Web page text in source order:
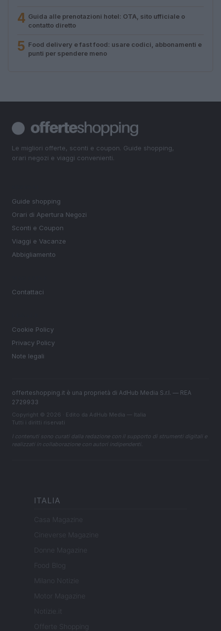
4 Guida alle prenotazioni hotel: OTA, sito ufficiale o
contatto diretto
5 Food delivery e fast food: usare codici, abbonamenti e
punti per spendere meno
Le migliori offerte, sconti e coupon. Guide shopping,
orari negozi e viaggi convenienti.
Guide shopping
Orari di Apertura Negozi
Sconti e Coupon
Viaggi e Vacanze
Abbigliamento
Contattaci
Cookie Policy
Privacy Policy
Note legali
offerteshopping.it è una proprietà di AdHub Media S.r.l. — REA
2729933
Copyright © 2026 · Edito da AdHub Media — Italia
Tutti i diritti riservati
I contenuti sono curati dalla redazione con il supporto di strumenti digitali e
realizzati in collaborazione con autori indipendenti.
ITALIA
Casa Magazine
Cineverse Magazine
Donne Magazine
Food Blog
Milano Notizie
Motor Magazine
Notizie.it
Offerte Shopping